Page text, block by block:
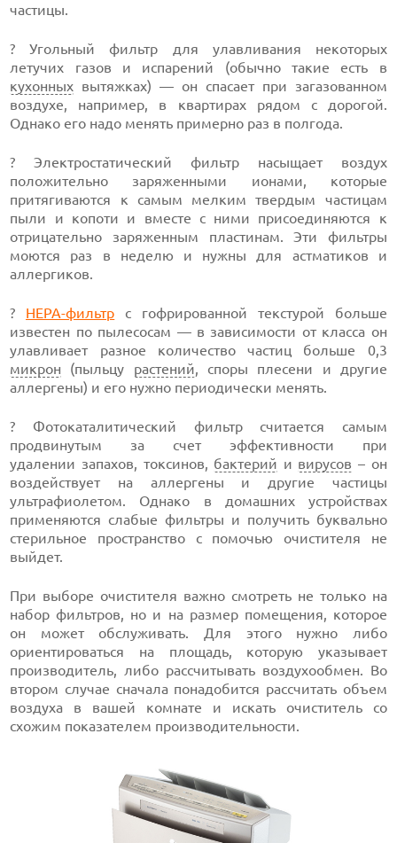
частицы.
? Угольный фильтр для улавливания некоторых
летучих газов и испарений (обычно такие есть в
кухонных вытяжках) — он спасает при загазованном
воздухе, например, в квартирах рядом с дорогой.
Однако его надо менять примерно раз в полгода.
? Электростатический фильтр насыщает воздух
положительно заряженными ионами, которые
притягиваются к самым мелким твердым частицам
пыли и копоти и вместе с ними присоединяются к
отрицательно заряженным пластинам. Эти фильтры
моются раз в неделю и нужны для астматиков и
аллергиков.
? HEPA-фильтр с гофрированной текстурой больше
известен по пылесосам — в зависимости от класса он
улавливает разное количество частиц больше 0,3
микрон (пыльцу растений , споры плесени и другие
аллергены) и его нужно периодически менять.
? Фотокаталитический фильтр считается самым
продвинутым за счет эффективности при
удалении запахов, токсинов, бактерий и вирусов – он
воздействует на аллергены и другие частицы
ультрафиолетом. Однако в домашних устройствах
применяются слабые фильтры и получить буквально
стерильное пространство с помочью очистителя не
выйдет.
При выборе очистителя важно смотреть не только на
набор фильтров, но и на размер помещения, которое
он может обслуживать. Для этого нужно либо
ориентироваться на площадь, которую указывает
производитель, либо рассчитывать воздухообмен. Во
втором случае сначала понадобится рассчитать объем
воздуха в вашей комнате и искать очиститель со
схожим показателем производительности.